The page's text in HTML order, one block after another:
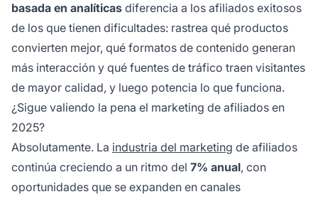
basada en analíticas diferencia a los afiliados exitosos
de los que tienen dificultades: rastrea qué productos
convierten mejor, qué formatos de contenido generan
más interacción y qué fuentes de tráfico traen visitantes
de mayor calidad, y luego potencia lo que funciona.
¿Sigue valiendo la pena el marketing de afiliados en
2025?
Absolutamente. La industria del marketing de afiliados
continúa creciendo a un ritmo del 7% anual, con
oportunidades que se expanden en canales